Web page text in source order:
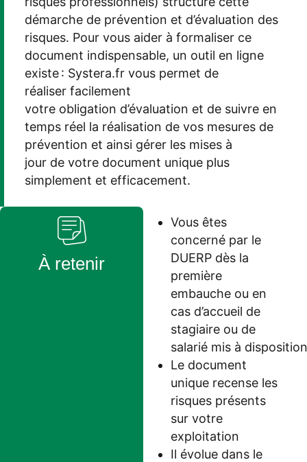
démarche de prévention et d’évaluation des
risques. Pour vous aider à formaliser ce
document indispensable, un outil en ligne
existe : Systera.fr vous permet de
réaliser facilement
votre obligation d’évaluation et de suivre en
temps réel la réalisation de vos mesures de
prévention et ainsi gérer les mises à
jour de votre document unique plus
simplement et efficacement.
À retenir
Vous êtes
concerné par le
DUERP dès la
première
embauche ou en
cas d’accueil de
stagiaire ou de
salarié mis à
Le document
unique recense les
risques présents
sur votre
exploitation
Il évolue dans le